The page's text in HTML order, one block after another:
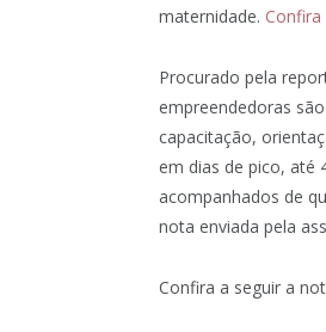
maternidade.
Procurado pela
empreendedoras
capacitação,
em dias de pico, até
acompanhados de
nota enviada pela
Confira a seguir a